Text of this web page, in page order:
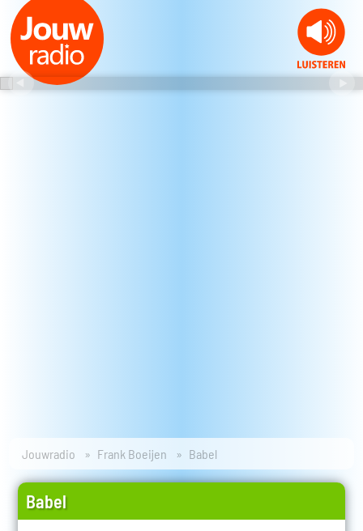
Jouwradio Frank Boeijen Babel
Babel